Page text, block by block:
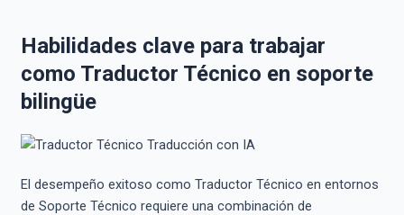
Habilidades clave para trabajar
como Traductor Técnico en soporte
bilingüe
El desempeño exitoso como Traductor Técnico en entornos
de Soporte Técnico requiere una combinación de